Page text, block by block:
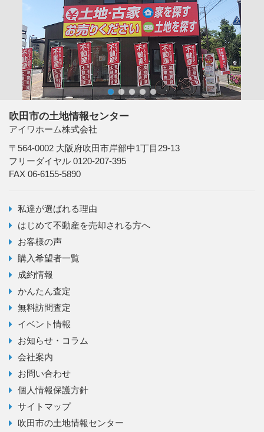
1 2 3 4 5
吹田市の土地情報センター
アイワホーム株式会社
〒564-0002 大阪府吹田市岸部中1丁目29-13
フリーダイヤル 0120-207-395
FAX 06-6155-5890
私達が選ばれる理由
はじめて不動産を売却される方へ
お客様の声
購入希望者一覧
成約情報
かんたん査定
無料訪問査定
イベント情報
お知らせ・コラム
会社案内
お問い合わせ
個人情報保護方針
サイトマップ
吹田市の土地情報センター